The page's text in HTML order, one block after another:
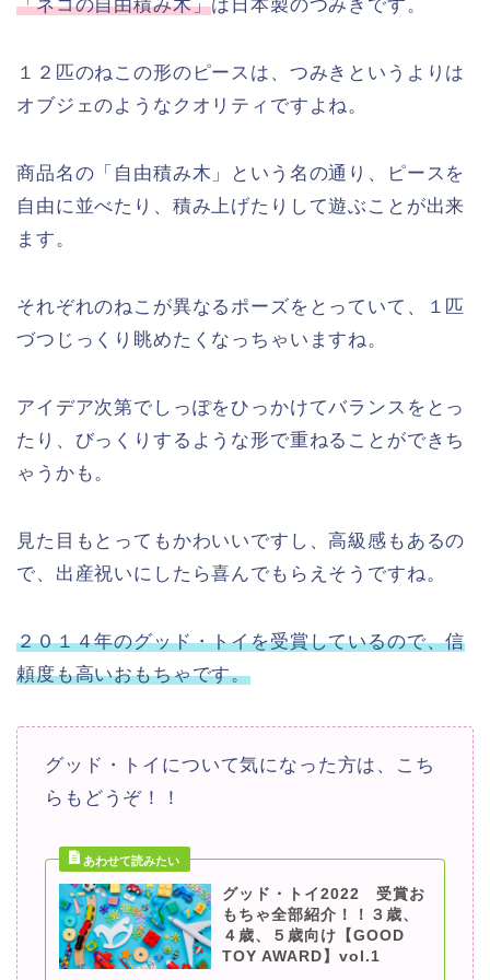
「ネコの自由積み木」は日本製のつみきです。
１２匹のねこの形のピースは、つみきというよりは
オブジェのようなクオリティですよね。
商品名の「自由積み木」という名の通り、ピースを
自由に並べたり、積み上げたりして遊ぶことが出来
ます。
それぞれのねこが異なるポーズをとっていて、１匹
づつじっくり眺めたくなっちゃいますね。
アイデア次第でしっぽをひっかけてバランスをとっ
たり、びっくりするような形で重ねることができち
ゃうかも。
見た目もとってもかわいいですし、高級感もあるの
で、出産祝いにしたら喜んでもらえそうですね。
２０１４年のグッド・トイを受賞しているので、信
頼度も高いおもちゃです。
グッド・トイについて気になった方は、こち
らもどうぞ！！
グッド・トイ2022 受賞お
もちゃ全部紹介！！３歳、
４歳、５歳向け【GOOD
TOY AWARD】vol.1